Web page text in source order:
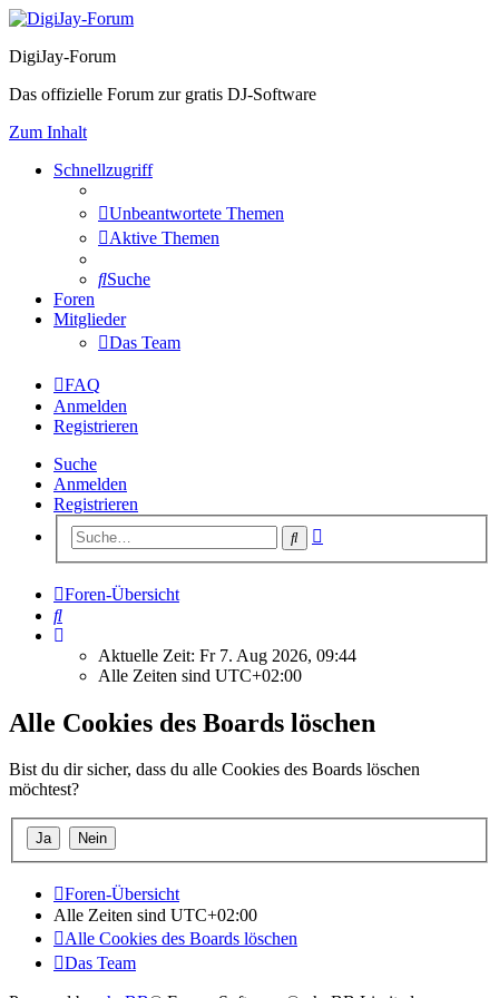
DigiJay-Forum
Das offizielle Forum zur gratis DJ-Software
Zum Inhalt
Schnellzugriff
Unbeantwortete Themen
Aktive Themen
Suche
Foren
Mitglieder
Das Team
FAQ
Anmelden
Registrieren
Suche
Anmelden
Registrieren
Suche
Foren-Übersicht
Suche
Aktuelle Zeit: Fr 7. Aug 2026, 09:44
Alle Zeiten sind UTC+02:00
Alle Cookies des Boards löschen
Bist du dir sicher, dass du alle Cookies des Boards löschen
möchtest?
Foren-Übersicht
Alle Zeiten sind UTC+02:00
Alle Cookies des Boards löschen
Das Team